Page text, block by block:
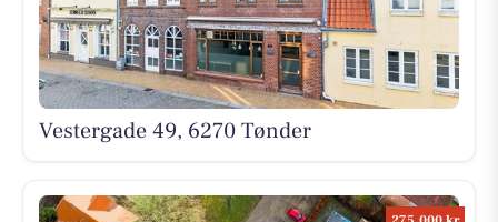
Vestergade 49, 6270 Tønder